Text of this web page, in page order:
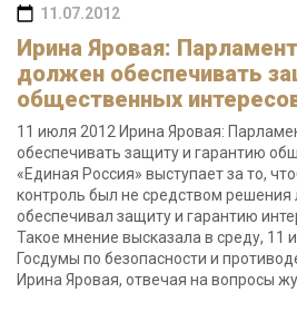
11.07.2012
Ирина Яровая:
должен обеспечивать
общественных
11 июля 2012 Ирина Яровая:
обеспечивать защиту и гарантию
«Единая Россия» выступает за то,
контроль был не средством решения
обеспечивал защиту и гарантию
Такое мнение высказала в среду, 11
Госдумы по безопасности и
Ирина Яровая, отвечая на вопросы